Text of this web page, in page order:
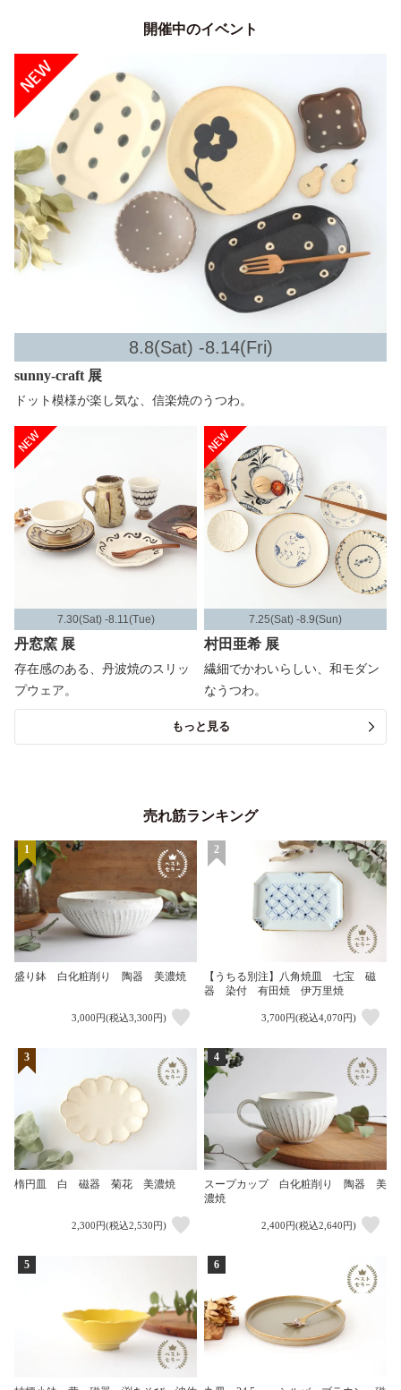
開催中のイベント
8.8(Sat) -8.14(Fri)
sunny-craft 展
ドット模様が楽し気な、信楽焼のうつわ。
7.30(Sat) -8.11(Tue)
丹窓窯 展
存在感のある、丹波焼のスリッ
プウェア。
7.25(Sat) -8.9(Sun)
村田亜希 展
繊細でかわいらしい、和モダン
なうつわ。
もっと見る
売れ筋ランキング
1
盛り鉢 白化粧削り 陶器 美濃焼
3,000円(税込3,300円)
2
【うちる別注】八角焼皿 七宝 磁
器 染付 有田焼 伊万里焼
3,700円(税込4,070円)
3
楕円皿 白 磁器 菊花 美濃焼
2,300円(税込2,530円)
4
スープカップ 白化粧削り 陶器 美
濃焼
2,400円(税込2,640円)
5 6